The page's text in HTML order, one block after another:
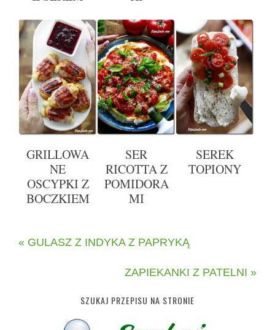
GRILLOWA
NE
OSCYPKI Z
BOCZKIEM
SER
RICOTTA Z
POMIDORA
MI
SEREK
TOPIONY
« GULASZ Z INDYKA Z PAPRYKĄ
ZAPIEKANKI Z PATELNI »
SZUKAJ PRZEPISU NA STRONIE